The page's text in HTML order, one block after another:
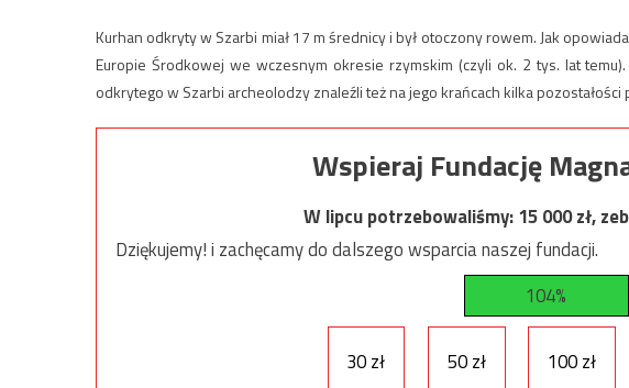
Kurhan odkryty w Szarbi miał 17 m średnicy i był otoczony rowem. Jak
Europie Środkowej we wczesnym okresie rzymskim (czyli ok. 2 tys. lat
odkrytego w Szarbi archeolodzy znaleźli też na jego krańcach kilka pozostałości
Wspieraj Fundację
W lipcu potrzebowaliśmy:15 000zł,
Dziękujemy! i zachęcamy do dalszego wsparcia naszej fundacji.
104%
30 zł 50 zł 100 zł